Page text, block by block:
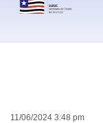
11/06/2024 3:48 pm